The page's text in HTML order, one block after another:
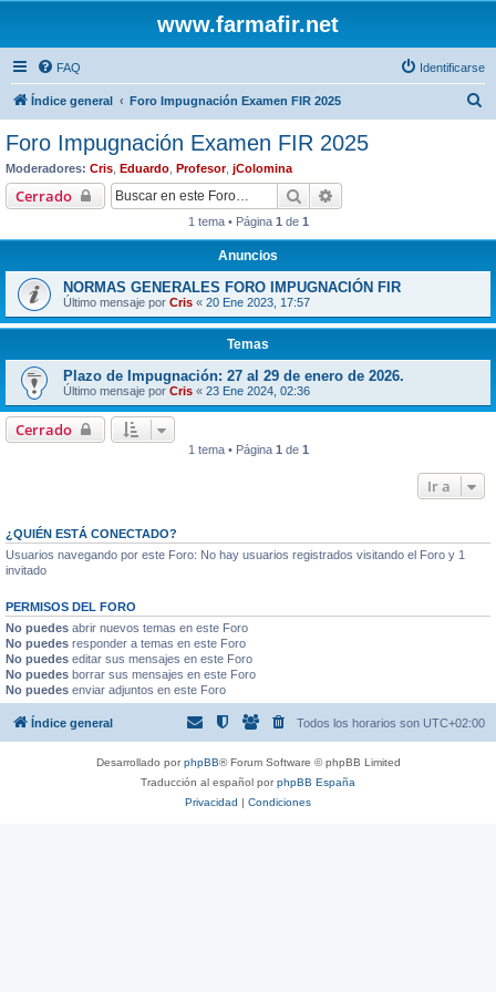
www.farmafir.net
FAQ Identificarse
Índice general Foro Impugnación Examen FIR 2025
Foro Impugnación Examen FIR 2025
Moderadores: Cris Eduardo Profesor, jColomina
Cerrado Buscar
1 tema • Página 1 de 1
Anuncios
NORMAS GENERALES FORO IMPUGNACIÓN FIR
Último mensaje por Cris « 20 Ene 2023, 17:57
Temas
Plazo de Impugnación: 27 al 29 de enero de 2026.
Último mensaje por Cris « 23 Ene 2024, 02:36
Cerrado
1 tema • Página 1 de 1
Ir a
¿QUIÉN ESTÁ CONECTADO?
Usuarios navegando por este Foro: No hay usuarios registrados visitando el Foro y 1
invitado
PERMISOS DEL FORO
No puedes abrir nuevos temas en este Foro
No puedes responder a temas en este Foro
No puedes editar sus mensajes en este Foro
No puedes borrar sus mensajes en este Foro
No puedes enviar adjuntos en este Foro
Índice general Todos los horarios son UTC+02:00
Desarrollado porphpBB® Forum Software © phpBB Limited
Traducción al español porphpBB España
Privacidad | Condiciones